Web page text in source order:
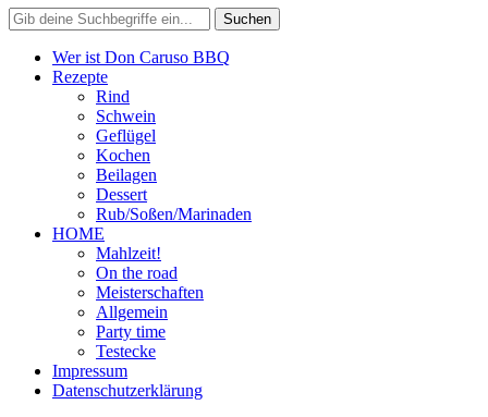
Wer ist Don Caruso BBQ
Rezepte
Rind
Schwein
Geflügel
Kochen
Beilagen
Dessert
Rub/Soßen/Marinaden
HOME
Mahlzeit!
On the road
Meisterschaften
Allgemein
Party time
Testecke
Impressum
Datenschutzerklärung